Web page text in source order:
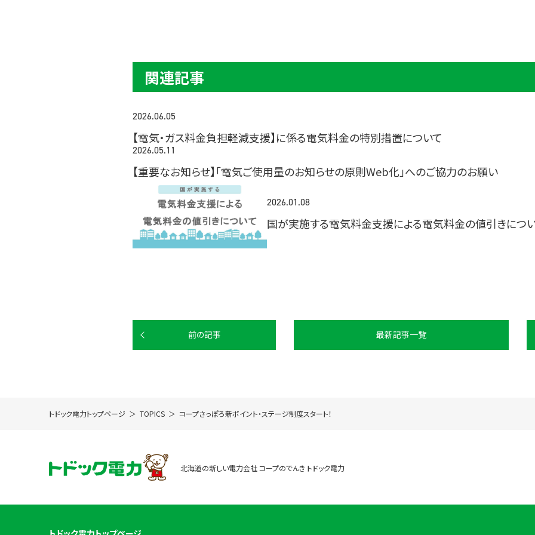
関連記事
2026.06.05
【電気・ガス料金負担軽減支援】に係る電気料金の特別措置について
2026.05.11
【重要なお知らせ】「電気ご使用量のお知らせの原則Web化」へのご協力のお願い
2026.01.08
国が実施する電気料金支援による電気料金の値引きにつ
前の記事 最新記事一覧
トドック電力トップページ TOPICS コープさっぽろ新ポイント・ステージ制度スタート！
北海道の新しい電力会社 コープのでんき トドック電力